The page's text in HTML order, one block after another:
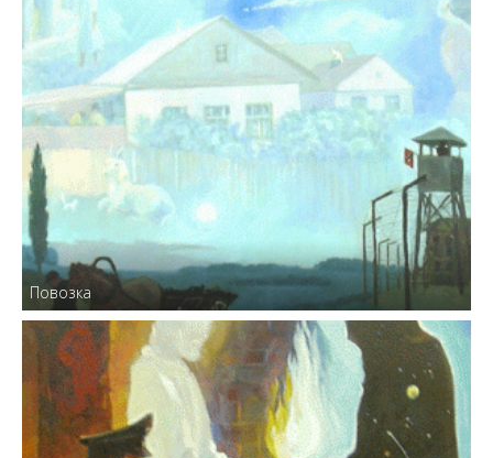
Повозка